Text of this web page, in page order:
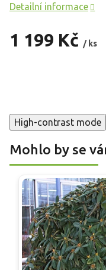
1 199 Kč / ks
Detailní informace
High-contrast mode
Mohlo by se